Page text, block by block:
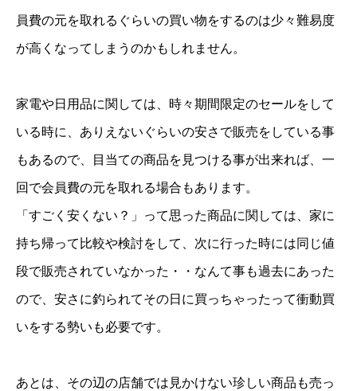
員費の元を取れるぐらいの買い物をするのは少々難易度
が高くなってしまうのかもしれません。
家電や日用品に関しては、時々期間限定のセールをして
いる時に、ありえないぐらいの安さで販売をしている事
もあるので、目当ての商品を見つける事が出来れば、一
回で会員費の元を取れる場合もあります。
「すごく安くない？」って思った商品に関しては、家に
持ち帰って比較や検討をして、次に行った時には同じ値
段で販売されていなかった・・なんて事も過去にあった
ので、安さに釣られてその日に買っちゃったって衝動買
いをする勢いも必要です。
あとは、その辺の店舗では見かけない珍しい商品も売っ